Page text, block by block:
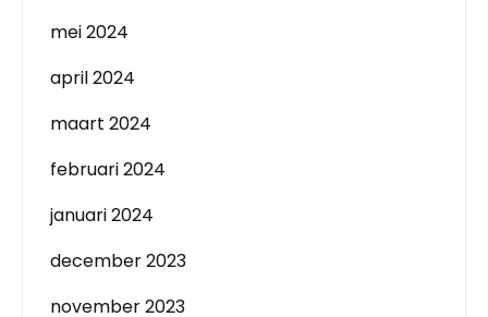
mei 2024
april 2024
maart 2024
februari 2024
januari 2024
december 2023
november 2023